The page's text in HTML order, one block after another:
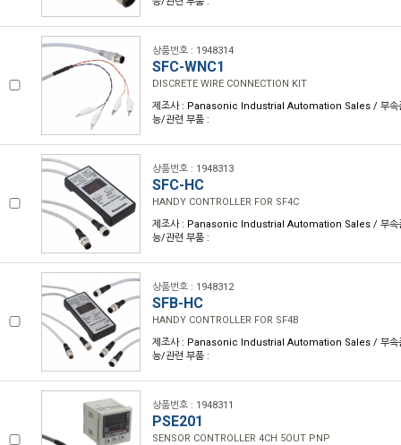
상품번호 : 1948314
SFC-WNC1
DISCRETE WIRE CONNECTION KIT
제조사 : Panasonic Industrial Automation Sales / 부속
능/관련 부품 :
상품번호 : 1948313
SFC-HC
HANDY CONTROLLER FOR SF4C
제조사 : Panasonic Industrial Automation Sales / 부속
능/관련 부품 :
상품번호 : 1948312
SFB-HC
HANDY CONTROLLER FOR SF4B
제조사 : Panasonic Industrial Automation Sales / 부속
능/관련 부품 :
상품번호 : 1948311
PSE201
SENSOR CONTROLLER 4CH 5OUT PNP